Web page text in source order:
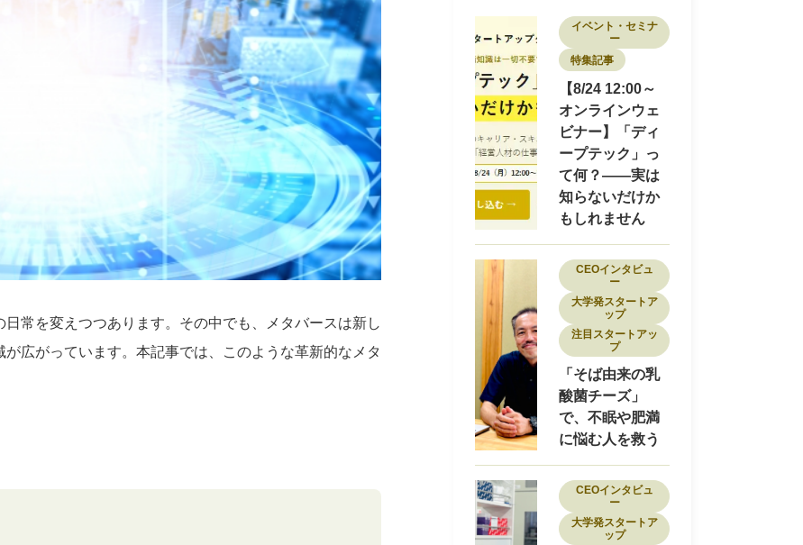
常を変えつつあります。その中でも、メタバースは新し
広がっています。本記事では、このような革新的なメタ
ポストコンサル
マーケティング
モビリティ
ロボティクス
ワークライフバランス
不動産
事業開発 介護
医療・ヘルスケア
商社
地域を盛り上げる 地方スタートアップ
地方創生
大学発スタートアップ
女性限定 宇宙 導入事例 小売
建設
採用 採用事例 教育・Edtech 新素材
物流 特集記事 環境 環境エネルギー
知財 研究者 研究開発 素材
脱炭素
転職 転職者インタビュー
イベント・セミナ
ー
特集記事
【8/24 12:00～
オンラインウェ
ビナー】「ディ
ープテック」っ
て何？——実は
知らないだけか
もしれません
CEOインタビュ
ー
大学発スタートア
ップ
注目スタートアッ
プ
「そば由来の乳
酸菌チーズ」
で、不眠や肥満
に悩む人を救う
CEOインタビュ
ー
大学発スタートア
ップ